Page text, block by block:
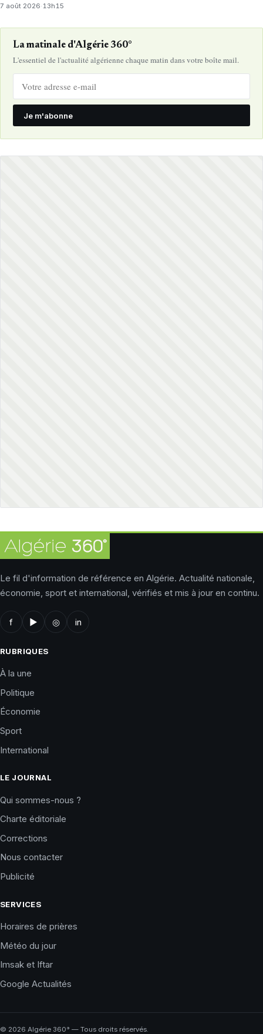
7 août 2026· 13h15
La matinale d'Algérie 360°
L'essentiel de l'actualité algérienne chaque matin dans votre boîte mail.
Je m'abonne
Le fil d'information de référence en Algérie. Actualité nationale,
économie, sport et international, vérifiés et mis à jour en continu.
f ▶ ◎ in
RUBRIQUES
À la une
Politique
Économie
Sport
International
LE JOURNAL
Qui sommes-nous ?
Charte éditoriale
Corrections
Nous contacter
Publicité
SERVICES
Horaires de prières
Météo du jour
Imsak et Iftar
Google Actualités
© 2026 Algérie 360° — Tous droits réservés.